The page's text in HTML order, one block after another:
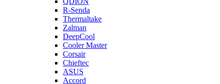
R-Senda
Thermaltake
Zalman
DeepCool
Cooler Master
Corsair
Chieftec
ASUS
Accord